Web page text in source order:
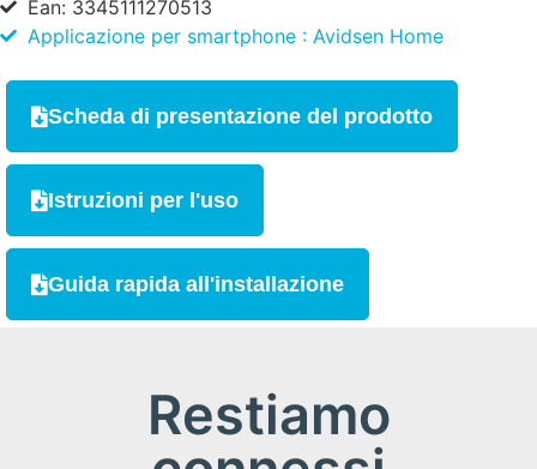
Ean: 3345111270513
Applicazione per smartphone : Avidsen Home
Scheda di presentazione del prodotto
Istruzioni per l'uso
Guida rapida all'installazione
Restiamo